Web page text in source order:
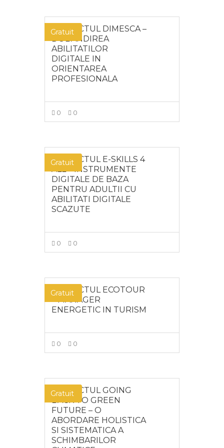
Gratuit
PROIECTUL DIMESCA –
DOBANDIREA
ABILITATILOR
DIGITALE IN
ORIENTAREA
PROFESIONALA
0 0
Gratuit
PROIECTUL E-SKILLS 4
ALL – INSTRUMENTE
DIGITALE DE BAZA
PENTRU ADULTII CU
ABILITATI DIGITALE
SCAZUTE
0 0
Gratuit
PROIECTUL ECOTOUR
– MANAGER
ENERGETIC IN TURISM
0 0
Gratuit
PROIECTUL GOING
BACK TO GREEN
FUTURE – O
ABORDARE HOLISTICA
SI SISTEMATICA A
SCHIMBARILOR